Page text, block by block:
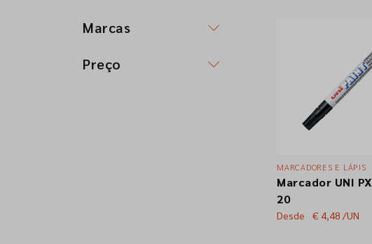
MARCADORES E LÁPIS
Marcador UNI PX
20
Desde € 4,48 /UN
Marcas
Preço